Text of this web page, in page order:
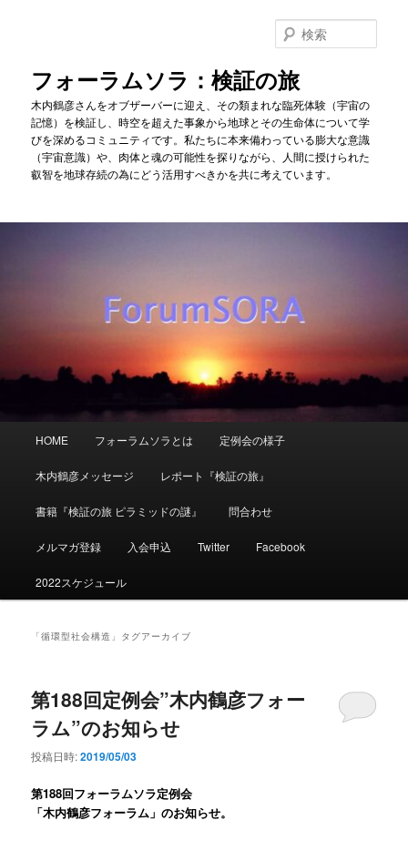
フォーラムソラ：検証の旅
木内鶴彦さんをオブザーバーに迎え、その類まれな臨死体験（宇宙の
記憶）を検証し、時空を超えた事象から地球とその生命体について学
びを深めるコミュニティです。私たちに本来備わっている膨大な意識
（宇宙意識）や、肉体と魂の可能性を探りながら、人間に授けられた
叡智を地球存続の為にどう活用すべきかを共に考えています。
索
HOME フォーラムソラとは 定例会の様子
木内鶴彦メッセージ レポート『検証の旅』
書籍『検証の旅 ピラミッドの謎』 問合わせ
メルマガ登録 入会申込 Twitter Facebook
2022スケジュール
「循環型社会構造 」タグアーカイブ
第188回定例会”木内鶴彦フォー
ラム”のお知らせ
投稿日時:2019/05/03
第188回フォーラムソラ定例会
「木内鶴彦フォーラム 」のお知らせ。